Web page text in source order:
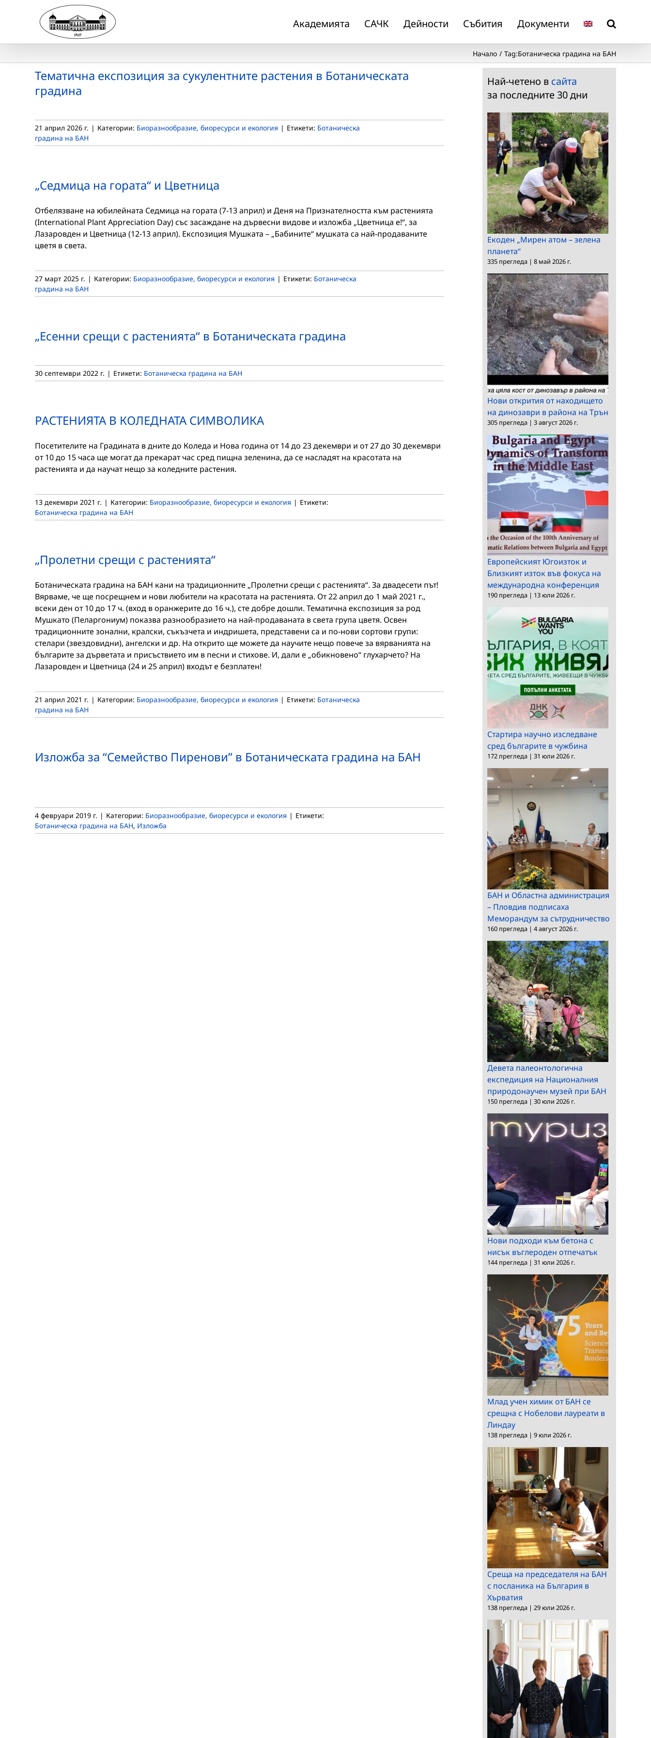
Академията САЧК Дейности Събития Документи
Начало Tag:Ботаническа градина на БАН
Тематична експозиция за сукулентните растения в Ботаническата
градина
21 април 2026 г. | Категории: Биоразнообразие, биоресурси и екология | Етикети: Ботаническа
градина на БАН
„Седмица на гората“ и Цветница
Отбелязване на юбилейната Седмица на гората (7-13 април) и Деня на Признателността към растенията
(International Plant Appreciation Day) със засаждане на дървесни видове и изложба „Цветница е!“, за
Лазаровден и Цветница (12-13 април). Експозиция Мушката – „Бабините“ мушката са най-продаваните
цветя в света.
27 март 2025 г. | Категории: Биоразнообразие, биоресурси и екология | Етикети: Ботаническа
градина на БАН
„Eсенни срещи с растенията“ в Ботаническата градина
30 септември 2022 г. | Етикети: Ботаническа градина на БАН
РАСТЕНИЯТА В КОЛЕДНАТА СИМВОЛИКА
Посетителите на Градината в дните до Коледа и Нова година от 14 до 23 декември и от 27 до 30 декември
от 10 до 15 часа ще могат да прекарат час сред пищна зеленина, да се насладят на красотата на
растенията и да научат нещо за коледните растения.
13 декември 2021 г. | Категории: Биоразнообразие, биоресурси и екология | Етикети:
Ботаническа градина на БАН
„Пролетни срещи с растенията“
Ботаническата градина на БАН кани на традиционните „Пролетни срещи с растенията“. За двадесети път!
Вярваме, че ще посрещнем и нови любители на красотата на растенията. От 22 април до 1 май 2021 г.,
всеки ден от 10 до 17 ч. (вход в оранжерите до 16 ч.), сте добре дошли. Тематична експозиция за род
Мушкато (Пеларгониум) показва разнообразието на най-продаваната в света група цветя. Освен
традиционните зонални, кралски, съкъзчета и индришета, представени са и по-нови сортови групи:
стелари (звездовидни), ангелски и др. На открито ще можете да научите нещо повече за вярванията на
българите за дърветата и присъствието им в песни и стихове. И, дали е „обикновено“ глухарчето? На
Лазаровден и Цветница (24 и 25 април) входът е безплатен!
21 април 2021 г. | Категории: Биоразнообразие, биоресурси и екология | Етикети: Ботаническа
градина на БАН
Изложба за “Семейство Пиренови” в Ботаническата градина на БАН
4 февруари 2019 г. | Категории: Биоразнообразие, биоресурси и екология | Етикети:
Ботаническа градина на БАН, Изложба
Най-четено в сайта
за последните 30 дни
Екоден „Мирен атом – зелена
планета“
335 прегледа | 8 май 2026 г.
Нови открития от находището
на динозаври в района на Трън
305 прегледа | 3 август 2026 г.
Европейският Югоизток и
Близкият изток във фокуса на
международна конференция
190 прегледа | 13 юли 2026 г.
Стартира научно изследване
сред българите в чужбина
172 прегледа | 31 юли 2026 г.
БАН и Областна администрация
– Пловдив подписаха
Меморандум за сътрудничество
160 прегледа | 4 август 2026 г.
Девета палеонтологична
експедиция на Националния
природонаучен музей при БАН
150 прегледа | 30 юли 2026 г.
Нови подходи към бетона с
нисък въглероден отпечатък
144 прегледа | 31 юли 2026 г.
Млад учен химик от БАН се
срещна с Нобелови лауреати в
Линдау
138 прегледа | 9 юли 2026 г.
Среща на председателя на БАН
с посланика на България в
Хърватия
138 прегледа | 29 юли 2026 г.